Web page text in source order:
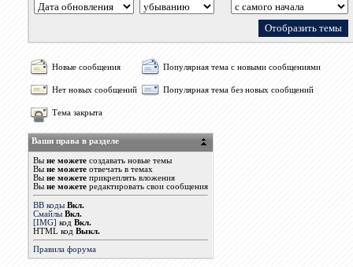
Новые сообщения Популярная тема с новыми сообщениями
Нет новых сообщений Популярная тема без новых сообщений
Тема закрыта
Ваши права в разделе
Вы не можетесоздавать новые темы
Вы не можетеотвечать в темах
Вы не можетеприкреплять вложения
Вы не можетередактировать свои сообщения
BB коды Вкл.
Смайлы Вкл.
[IMG] код Вкл.
HTML код Выкл.
Правила форума